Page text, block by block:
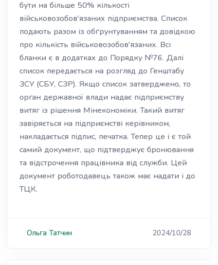
бути на більше 50% кількості
військовозобов'язаних підприємства. Список
подають разом із обґрунтуванням та довідкою
про кількість військовозобов'язаних. Всі
бланки є в додатках до Порядку №76. Далі
список передається на розгляд до Генштабу
ЗСУ (СБУ, СЗР). Якщо список затверджено, то
орган державної влади надає підприємству
витяг із рішення Мінекономіки. Такий витяг
завіряється на підприємстві керівником,
накладається підпис, печатка. Тепер це і є той
самий документ, що підтверджує бронювання
та відстрочення працівника від служби. Цей
документ роботодавець також має надати і до
ТЦК.
Ольга Татчин 2024/10/28